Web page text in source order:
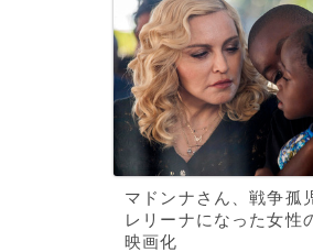
マドンナさん、戦争孤
レリーナになった女性
映画化